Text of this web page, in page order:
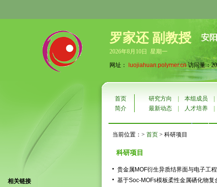
罗家还 副教授 安
2026年8月10日 星期一
网址：
luojiahuan.polymer.cn访问量：
相关链接
首页 研究方向 本组成员
简介
最新动态 人才培养
当前位置：> 首页 > 科研项目
科研项目
贵金属MOF衍生异质结界面与电子工
基于Soc-MOFs模板柔性金属硒化物